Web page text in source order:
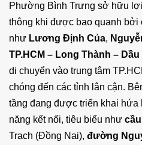
Phường Bình Trưng sở hữu
thông khi được bao quanh bởi
như Lương Định Của,
TP.HCM – Long Thành – Dầu
di chuyển vào trung tâm
chóng đến các tỉnh lân cận.
tầng đang được triển khai hứa
năng kết nối, tiêu biểu như
Trạch (Đồng Nai), đường